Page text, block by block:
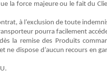
la force majeure ou le fait du
à l’exclusion de toute
pourra facilement
la remise des Produits
ne dispose d’aucun recours en